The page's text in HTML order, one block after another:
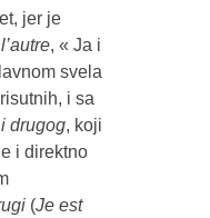
jer je
, « Ja i
svela
i sa
drugog, koji
i direktno
(Je est